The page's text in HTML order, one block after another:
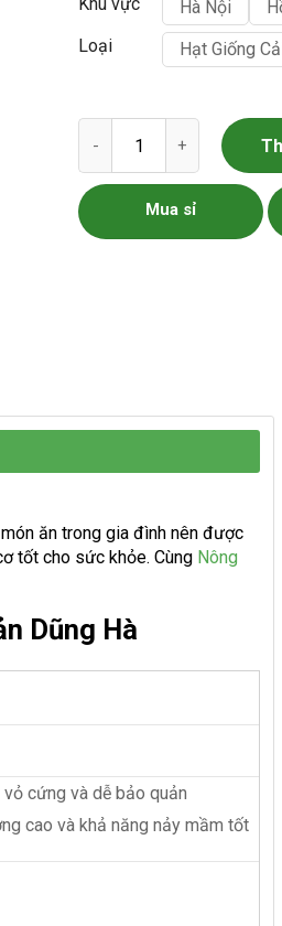
Hà Nội
Loại
Hạt Giống
Hạt giống cải rổ số lượng
Mua sỉ
ăn trong gia đình nên được
tốt cho sức khỏe. Cùng Nông
Dũng Hà
cứng và dễ bảo quản
cao và khả năng nảy mầm tốt